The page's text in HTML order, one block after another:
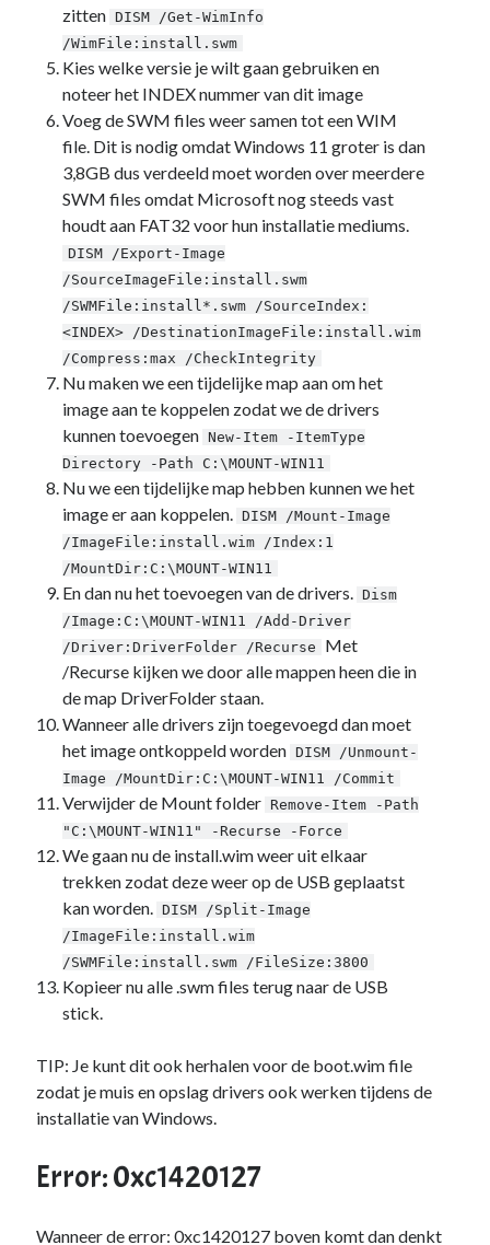
Tools
VMware
ToDo / Clean Up
Zonder categorie(4)
Fan van:
Backblaze
zitten DISM /Get-WimInfo
/WimFile:install.swm
Kies welke versie je wilt gaan gebruiken en
noteer het INDEX nummer van dit image
Voeg de SWM files weer samen tot een WIM
file. Dit is nodig omdat Windows 11 groter is dan
3,8GB dus verdeeld moet worden over meerdere
SWM files omdat Microsoft nog steeds vast
houdt aan FAT32 voor hun installatie mediums.
DISM /Export-Image
/SourceImageFile:install.swm
/SWMFile:install*.swm /SourceIndex:
<INDEX> /DestinationImageFile:install.wim
/Compress:max /CheckIntegrity
Nu maken we een tijdelijke map aan om het
image aan te koppelen zodat we de drivers
kunnen toevoegen New-Item -ItemType
Directory -Path C:\MOUNT-WIN11
Nu we een tijdelijke map hebben kunnen we het
image er aan koppelen. DISM /Mount-Image
/ImageFile:install.wim /Index:1
/MountDir:C:\MOUNT-WIN11
En dan nu het toevoegen van de drivers. Dism
/Image:C:\MOUNT-WIN11 /Add-Driver
/Driver:DriverFolder /Recurse
Met
/Recurse kijken we door alle mappen heen die in
de map DriverFolder staan.
Wanneer alle drivers zijn toegevoegd dan moet
het image ontkoppeld worden DISM /Unmount-
Image /MountDir:C:\MOUNT-WIN11 /Commit
Verwijder de Mount folder Remove-Item -Path
"C:\MOUNT-WIN11" -Recurse -Force
We gaan nu de install.wim weer uit elkaar
trekken zodat deze weer op de USB geplaatst
kan worden. DISM /Split-Image
/ImageFile:install.wim
/SWMFile:install.swm /FileSize:3800
Kopieer nu alle .swm files terug naar de USB
stick.
TIP: Je kunt dit ook herhalen voor de boot.wim file
zodat je muis en opslag drivers ook werken tijdens de
installatie van Windows.
Error: 0xc1420127
Wanneer de error: 0xc1420127 boven komt dan denkt